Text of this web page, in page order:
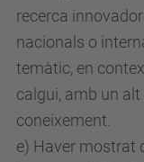
recerca
nacionals o
temàtic, en
calgui, amb un
coneixement.
e) Haver mostrat